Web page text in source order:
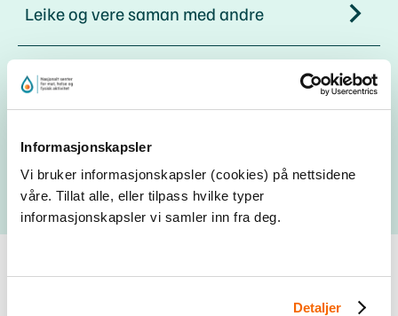
Informasjonskapsler
Vi bruker informasjonskapsler (cookies) på nettsidene
våre. Tillat alle, eller tilpass hvilke typer
informasjonskapsler vi samler inn fra deg.
Detaljer
Leike og vere saman med andre
Øve på trygg ferdsel i trafikken
Øve på trygg ferdsel ved vatn